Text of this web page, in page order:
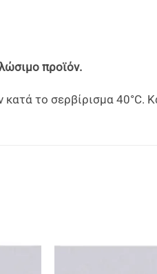
προϊόν.
το σερβίρισμα 40°C.